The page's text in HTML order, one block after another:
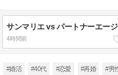
4時間前
#婚活 #40代 #恋愛 #再婚 #男